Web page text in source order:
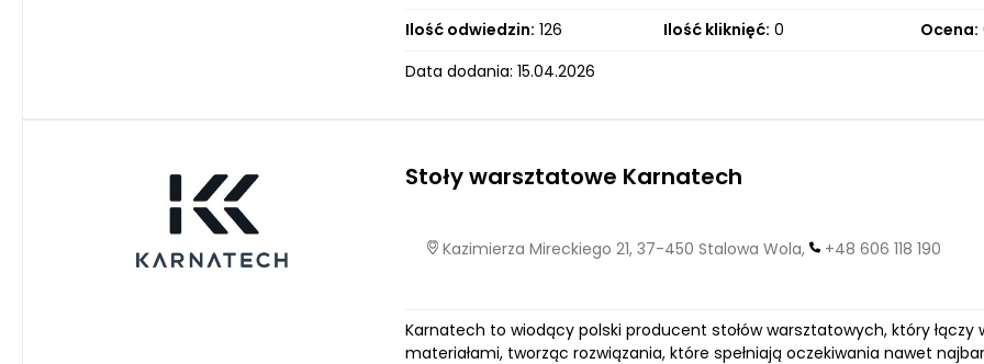
Ilość odwiedzin: 126 Ilość kliknięć: 0 Ocena:
Data dodania: 15.04.2026
Stoły warsztatowe Karnatech
Kazimierza Mireckiego 21, 37-450 Stalowa Wola, +48 606 118 190
Karnatech to wiodący polski producent stołów warsztatowych, który
materiałami, tworząc rozwiązania, które spełniają oczekiwania nawet